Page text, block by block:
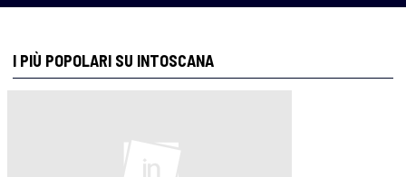
I PIÙ POPOLARI SU INTOSCANA